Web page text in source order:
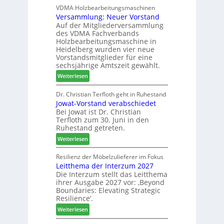
r
z
a
h
l
e
n
l
t
b
e
i
P
r
o
u
k
t
s
u
c
e
D
H
f
o
r
d
e
r
t
N
a
c
h
b
e
s
e
r
u
n
g
e
n
VDMA Holzbearbeitungsmaschinen
Versammlung: Neuer Vorstand
Auf der Mitgliederversammlung
des VDMA Fachverbands
Holzbearbeitungsmaschine in
Heidelberg wurden vier neue
Vorstandsmitglieder für eine
sechsjährige Amtszeit gewählt.
Weiterlesen:
V
e
r
s
a
m
m
l
u
n
g
:
N
e
u
e
Dr. Christian Terfloth geht in Ruhestand
Jowat-Vorstand verabschiedet
Bei Jowat ist Dr. Christian
Terfloth zum 30. Juni in den
Ruhestand getreten.
Weiterlesen:
J
o
w
a
t
-
V
o
r
Resilienz der Möbelzulieferer im Fokus
Leitthema der Interzum 2027
Die Interzum stellt das Leitthema
ihrer Ausgabe 2027 vor: ‚Beyond
Boundaries: Elevating Strategic
Resilience‘.
Weiterlesen:
L